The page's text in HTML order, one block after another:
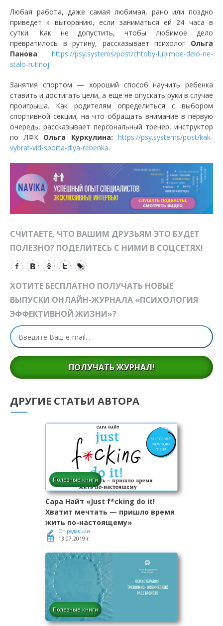
Любая работа, даже самая любимая, рано или поздно
приведет к выгоранию, если заниматься ей 24 часа в
сутки. Как не допустить, чтобы любимое дело
превратилось в рутину, рассказывает психолог Ольга
Панова: https://psy.systems/post/chtoby-lubimoe-delo-ne-
stalo-rutinoj
Занятия спортом — хороший способ научить ребенка
ставить и достигать цели, а еще не опускать руки в случае
проигрыша. Как родителям определиться с выбором
спортивной секции, на что обращать внимание в первую
очередь, рассказывает персональный тренер, инструктор
по ЛФК Ольга Куркулина: https://psy.systems/post/kak-
vybrat-vid-sporta-dlya-rebenka.
СЧИТАЕТЕ, ЧТО ВАШИМ ДРУЗЬЯМ ЭТО БУДЕТ
ПОЛЕЗНО? ПОДЕЛИТЕСЬ С НИМИ В СОЦСЕТЯХ!
ХОТИТЕ БЕСПЛАТНО ПОЛУЧАТЬ НОВЫЕ
ВЫПУСКИ ОНЛАЙН-ЖУРНАЛА «ПСИХОЛОГИЯ
ЭФФЕКТИВНОЙ ЖИЗНИ»?
ПОЛУЧАТЬ ЖУРНАЛ!
ДРУГИЕ СТАТЬИ АВТОРА
Полезные книги
Сара Найт «Just f*cking do it!
Хватит мечтать — пришло время
жить по-настоящему»
От редакции
13.07.2019 г.
Полезные книги